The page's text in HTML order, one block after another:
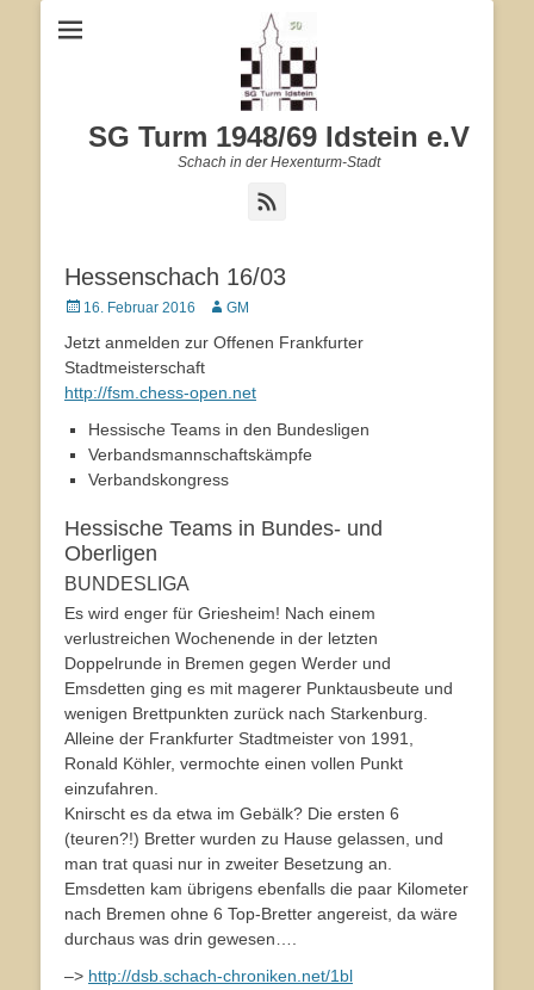
SG Turm 1948/69 Idstein e.V
Schach in der Hexenturm-Stadt
Hessenschach 16/03
Veröffentlicht
16. Februar 2016 Autor
GM
Jetzt anmelden zur Offenen Frankfurter
Stadtmeisterschaft
http://fsm.chess-open.net
Hessische Teams in den Bundesligen
Verbandsmannschaftskämpfe
Verbandskongress
Hessische Teams in Bundes- und
Oberligen
BUNDESLIGA
Es wird enger für Griesheim! Nach einem
verlustreichen Wochenende in der letzten
Doppelrunde in Bremen gegen Werder und
Emsdetten ging es mit magerer Punktausbeute und
wenigen Brettpunkten zurück nach Starkenburg.
Alleine der Frankfurter Stadtmeister von 1991,
Ronald Köhler, vermochte einen vollen Punkt
einzufahren.
Knirscht es da etwa im Gebälk? Die ersten 6
(teuren?!) Bretter wurden zu Hause gelassen, und
man trat quasi nur in zweiter Besetzung an.
Emsdetten kam übrigens ebenfalls die paar Kilometer
nach Bremen ohne 6 Top-Bretter angereist, da wäre
durchaus was drin gewesen….
–> http://dsb.schach-chroniken.net/1bl